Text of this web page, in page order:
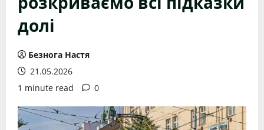
долі
Безнога Настя
21.05.2026
1 minute read
0